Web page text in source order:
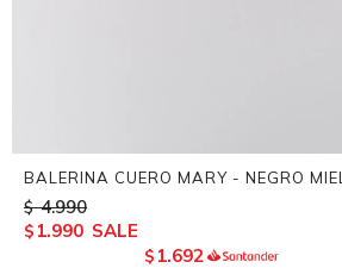
BALERINA CUERO MARY - NEGRO MIEL
$ 4.990
$ 1.990
$ 1.692